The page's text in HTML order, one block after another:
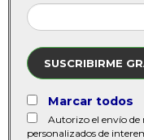
SUSCRIBIRME
Marcar todos
Autorizo el envío de
personalizados de